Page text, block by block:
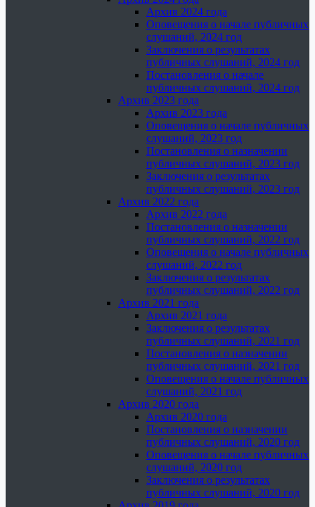
Архив 2024 года
Оповещения о начале публичных
слушаний, 2024 год
Заключения о результатах
публичных слушаний, 2024 год
Постановления о начале
публичных слушаний, 2024 год
Архив 2023 года
Архив 2023 года
Оповещения о начале публичных
слушаний, 2023 год
Постановления о назначении
публичных слушаний, 2023 год
Заключения о результатах
публичных слушаний, 2023 год
Архив 2022 года
Архив 2022 года
Постановления о назначении
публичных слушаний, 2022 год
Оповещения о начале публичных
слушаний, 2022 год
Заключения о результатах
публичных слушаний, 2022 год
Архив 2021 года
Архив 2021 года
Заключения о результатах
публичных слушаний, 2021 год
Постановления о назначении
публичных слушаний, 2021 год
Оповещения о начале публичных
слушаний, 2021 год
Архив 2020 года
Архив 2020 года
Постановления о назначении
публичных слушаний, 2020 год
Оповещения о начале публичных
слушаний, 2020 год
Заключения о результатах
публичных слушаний, 2020 год